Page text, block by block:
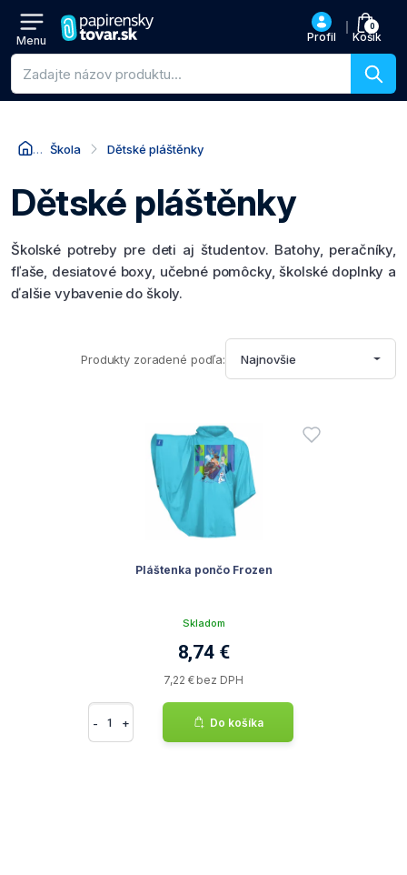
Menu Profil
0
Košík
Vyhľadávanie produktov
Škola Dětské pláštěnky
Dětské pláštěnky
Školské potreby pre deti aj študentov. Batohy, peračníky,
fľaše, desiatové boxy, učebné pomôcky, školské doplnky a
ďalšie vybavenie do školy.
Produkty zoradené podľa: Najnovšie
Pláštenka pončo Frozen
Skladom
8,74 €
7,22 € bez DPH
- + Do košíka